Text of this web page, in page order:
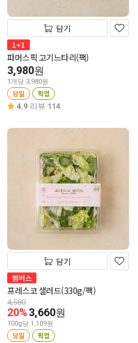
담기
1+1
파머스픽 고기느타리(팩)
3,980원
1개당 3,980원
당일 픽업
4.9 리뷰 114
담기
멤버스
프레스코 샐러드(330g/팩)
4,580
20%3,660원
100g당 1,109원
당일 픽업